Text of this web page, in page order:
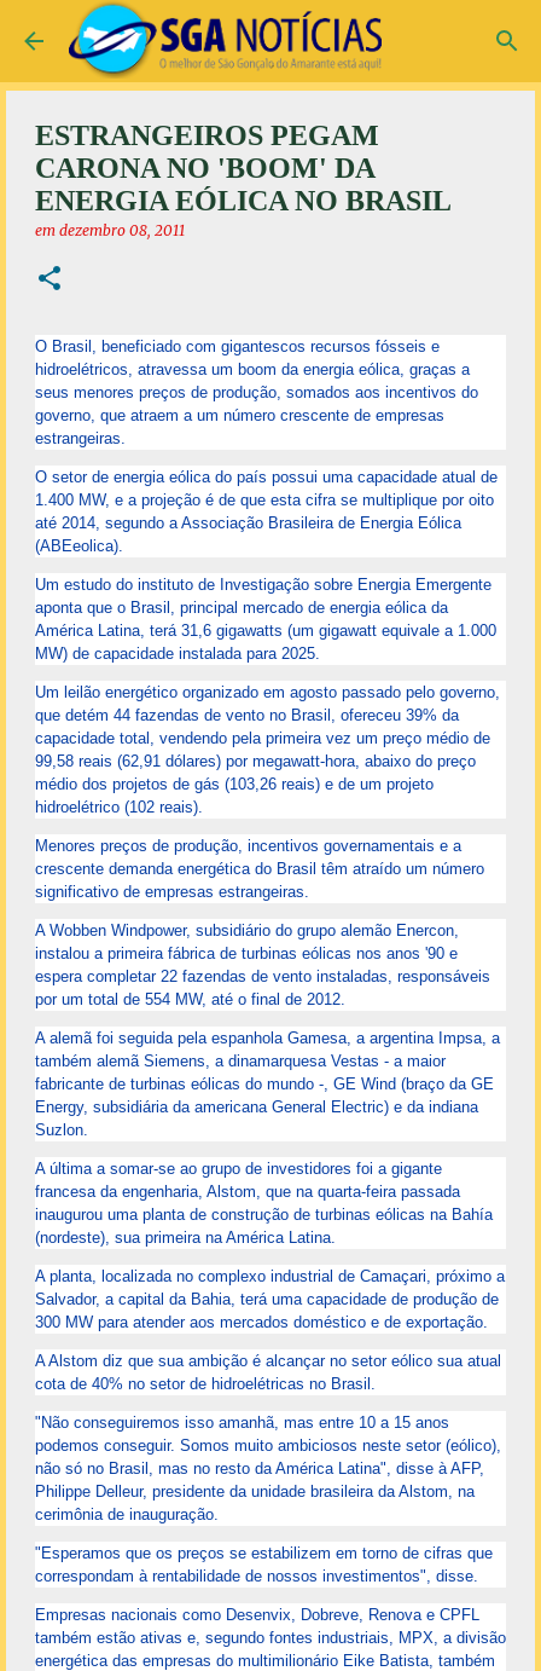
Pular para o conteúdo principal
ESTRANGEIROS PEGAM
CARONA NO 'BOOM' DA
ENERGIA EÓLICA NO BRASIL
em dezembro 08, 2011
O Brasil, beneficiado com gigantescos recursos fósseis e
hidroelétricos, atravessa um boom da energia eólica, graças a
seus menores preços de produção, somados aos incentivos do
governo, que atraem a um número crescente de empresas
estrangeiras.
O setor de energia eólica do país possui uma capacidade atual de
1.400 MW, e a projeção é de que esta cifra se multiplique por oito
até 2014, segundo a Associação Brasileira de Energia Eólica
(ABEeolica).
Um estudo do instituto de Investigação sobre Energia Emergente
aponta que o Brasil, principal mercado de energia eólica da
América Latina, terá 31,6 gigawatts (um gigawatt equivale a 1.000
MW) de capacidade instalada para 2025.
Um leilão energético organizado em agosto passado pelo governo,
que detém 44 fazendas de vento no Brasil, ofereceu 39% da
capacidade total, vendendo pela primeira vez um preço médio de
99,58 reais (62,91 dólares) por megawatt-hora, abaixo do preço
médio dos projetos de gás (103,26 reais) e de um projeto
hidroelétrico (102 reais).
Menores preços de produção, incentivos governamentais e a
crescente demanda energética do Brasil têm atraído um número
significativo de empresas estrangeiras.
A Wobben Windpower, subsidiário do grupo alemão Enercon,
instalou a primeira fábrica de turbinas eólicas nos anos '90 e
espera completar 22 fazendas de vento instaladas, responsáveis
por um total de 554 MW, até o final de 2012.
A alemã foi seguida pela espanhola Gamesa, a argentina Impsa, a
também alemã Siemens, a dinamarquesa Vestas - a maior
fabricante de turbinas eólicas do mundo -, GE Wind (braço da GE
Energy, subsidiária da americana General Electric) e da indiana
Suzlon.
A última a somar-se ao grupo de investidores foi a gigante
francesa da engenharia, Alstom, que na quarta-feira passada
inaugurou uma planta de construção de turbinas eólicas na Bahía
(nordeste), sua primeira na América Latina.
A planta, localizada no complexo industrial de Camaçari, próximo a
Salvador, a capital da Bahia, terá uma capacidade de produção de
300 MW para atender aos mercados doméstico e de exportação.
A Alstom diz que sua ambição é alcançar no setor eólico sua atual
cota de 40% no setor de hidroelétricas no Brasil.
"Não conseguiremos isso amanhã, mas entre 10 a 15 anos
podemos conseguir. Somos muito ambiciosos neste setor (eólico),
não só no Brasil, mas no resto da América Latina", disse à AFP,
Philippe Delleur, presidente da unidade brasileira da Alstom, na
cerimônia de inauguração.
"Esperamos que os preços se estabilizem em torno de cifras que
correspondam à rentabilidade de nossos investimentos", disse.
Empresas nacionais como Desenvix, Dobreve, Renova e CPFL
também estão ativas e, segundo fontes industriais, MPX, a divisão
energética das empresas do multimilionário Eike Batista, também